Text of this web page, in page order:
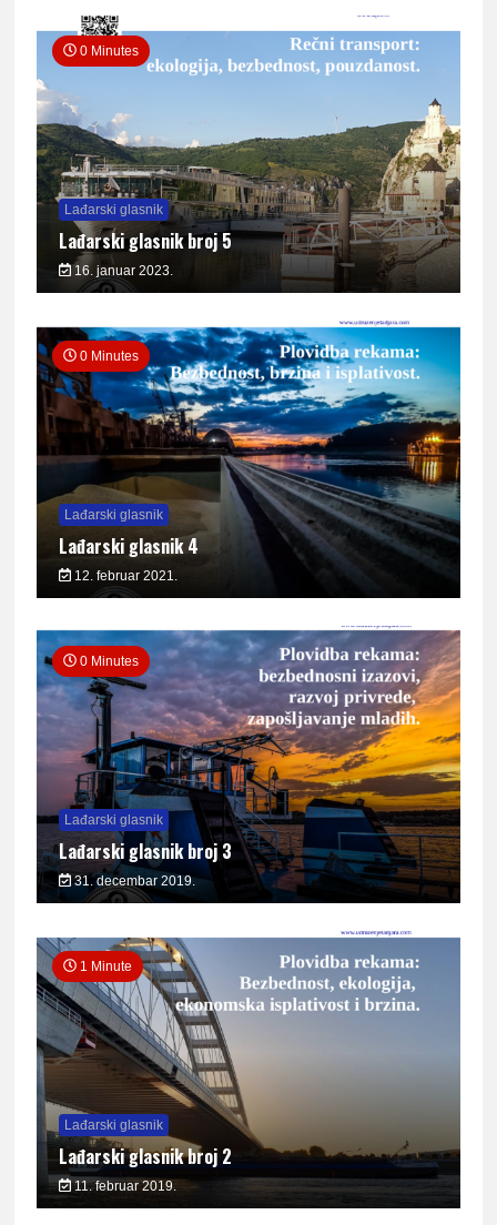
0 Minutes
Lađarski glasnik
Lađarski glasnik broj 5
16. januar 2023.
0 Minutes
Lađarski glasnik
Lađarski glasnik 4
12. februar 2021.
0 Minutes
Lađarski glasnik
Lađarski glasnik broj 3
31. decembar 2019.
1 Minute
Lađarski glasnik
Lađarski glasnik broj 2
11. februar 2019.